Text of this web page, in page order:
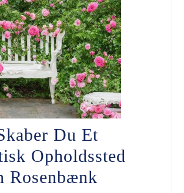
Du Et
Opholdssted
Rosenbænk